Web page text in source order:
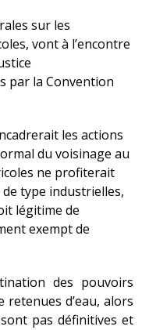
sur les
vont à l’encontre
par la Convention
les actions
du voisinage au
ne profiterait
type industrielles,
légitime de
exempt de
des pouvoirs
d’eau, alors
pas définitives et